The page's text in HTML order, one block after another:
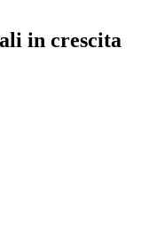
in crescita